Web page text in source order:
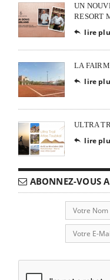
UN
RESORT
 lire
LA
 lire
ULTRA
 lire
ABONNEZ-VOUS